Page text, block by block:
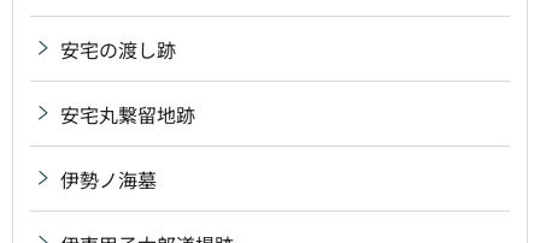
安宅の渡し跡
安宅丸繋留地跡
伊勢ノ海墓